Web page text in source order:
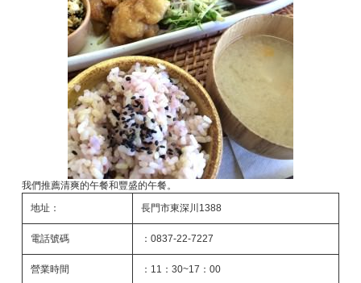
我們推薦清爽的午餐和豐盛的午餐。
地址：
長門市東深川1388
電話號碼 ：0837-22-7227
營業時間 ：11：30~17：00